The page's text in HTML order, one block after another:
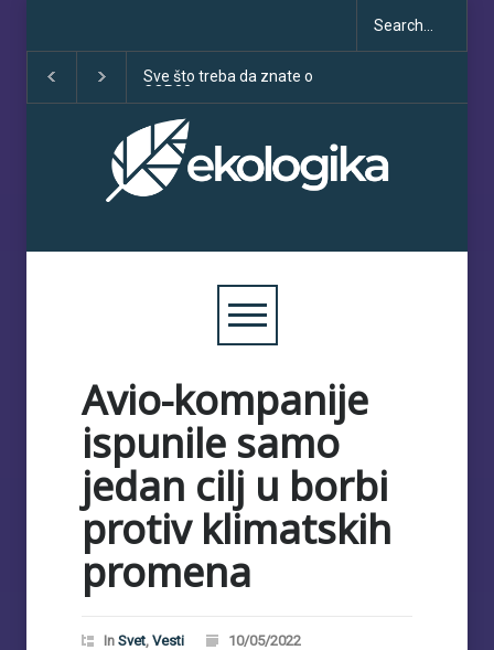
Sve što treba da znate o
COP30
Avio-kompanije
ispunile samo
jedan cilj u borbi
protiv klimatskih
promena
In Svet, Vesti
10/05/2022